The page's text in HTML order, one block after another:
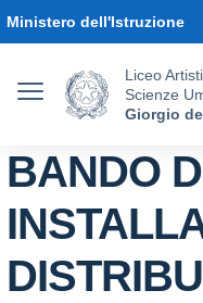
Ministero dell'Istruzione
Liceo
Scienze
Giorgio
BANDO